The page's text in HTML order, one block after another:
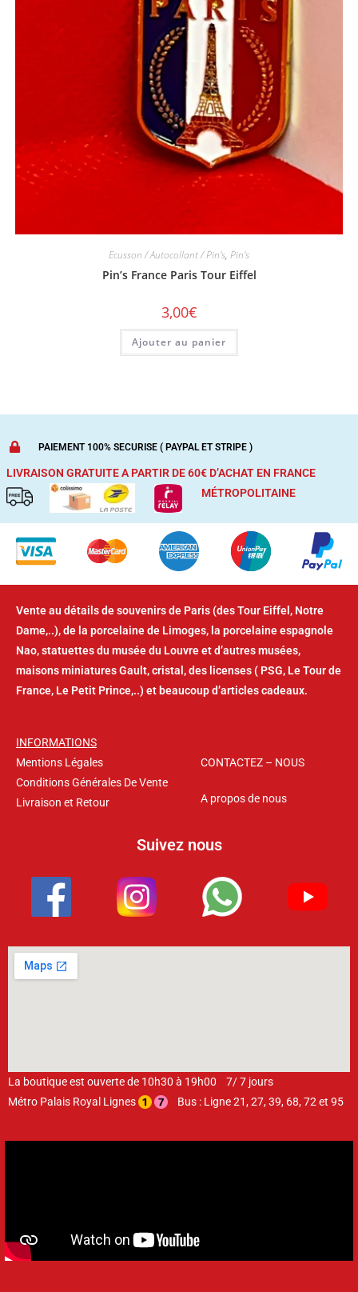
Ecusson / Autocollant / Pin's, Pin's
Pin’s France Paris Tour Eiffel
3,00€
Ajouter au panier
PAIEMENT 100% SECURISE ( PAYPAL ET STRIPE )
LIVRAISON GRATUITE A PARTIR DE 60€ D’ACHAT EN FRANCE
MÉTROPOLITAINE
Vente au détails de souvenirs de Paris (des Tour Eiffel, Notre
Dame,..), de la porcelaine de Limoges, la porcelaine espagnole
Nao, statuettes du musée du Louvre et d’autres musées,
maisons miniatures Gault, cristal, des licenses ( PSG, Le Tour de
France, Le Petit Prince,..) et beaucoup d’articles cadeaux.
INFORMATIONS
Mentions Légales
Conditions Générales De Vente
Livraison et Retour
CONTACTEZ – NOUS
A propos de nous
Suivez nous
La boutique est ouverte de 10h30 à 19h00 7/ 7 jours
Métro Palais Royal Lignes
Bus : Ligne 21, 27, 39, 68, 72 et 95